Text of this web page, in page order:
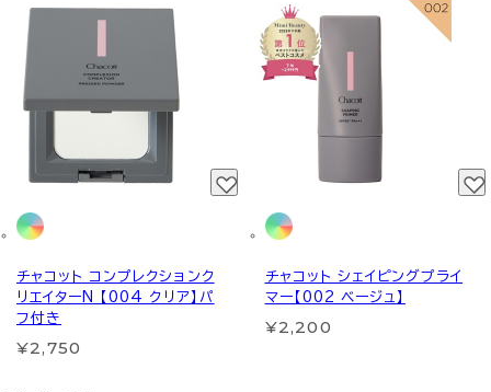
チャコット コンプレクションク
リエイターN 【004 クリア】パ
フ付き
¥2,750
チャコット シェイピングプライ
マー【002 ベージュ】
¥2,200